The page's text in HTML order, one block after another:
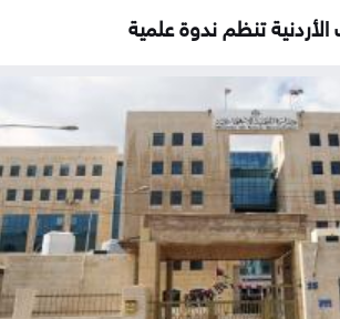
تنظم ندوة علمية